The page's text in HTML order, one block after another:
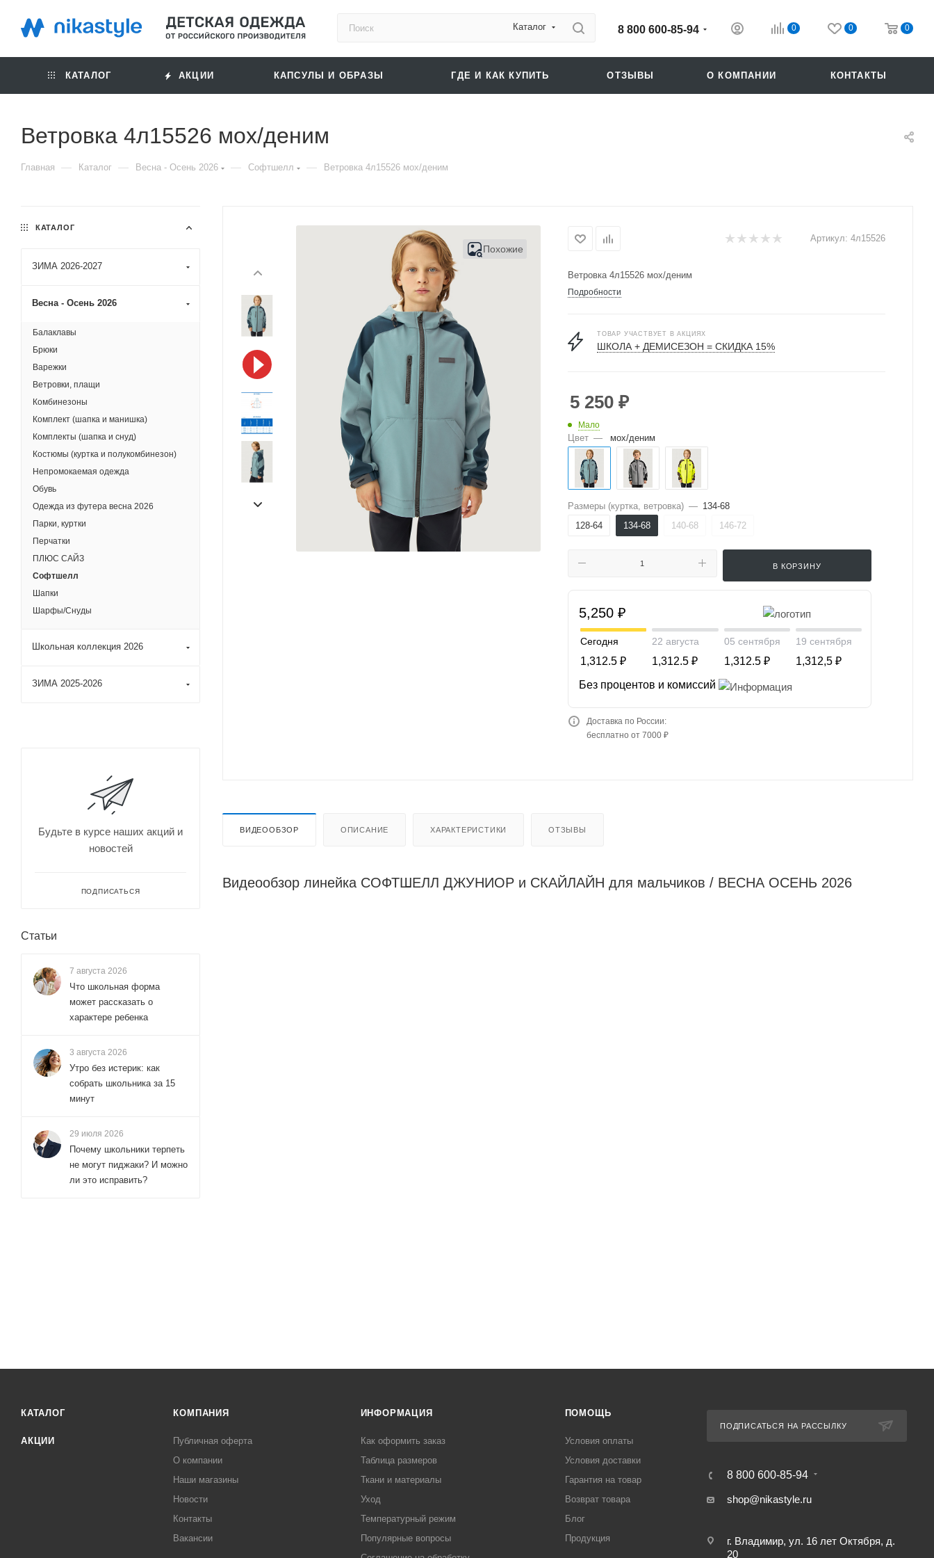
Каталог 8 800 600-85-94 0 0 0
КАТАЛОГ АКЦИИ КАПСУЛЫ И ОБРАЗЫ ГДЕ И КАК КУПИТЬ ОТЗЫВЫ О КОМПАНИИ КОНТАКТЫ
Ветровка 4л15526 мох/деним
Главная — Каталог — Весна - Осень 2026 — Софтшелл — Ветровка 4л15526 мох/деним
Похожие
Артикул: 4л15526
Ветровка 4л15526 мох/деним
Подробности
ТОВАР УЧАСТВУЕТ В АКЦИЯХ
ШКОЛА + ДЕМИСЕЗОН = СКИДКА 15%
5 250 ₽
Мало
Цвет — мох/деним
Размеры (куртка, ветровка) — 134-68
128-64
134-68 140-68 146-72
В КОРЗИНУ
5,250 ₽
Сегодня
1,312.5 ₽
22 августа
1,312.5 ₽
05 сентября
1,312.5 ₽
19 сентября
1,312,5 ₽
Без процентов и комиссий
Доставка по России:
бесплатно от 7000 ₽
ВИДЕООБЗОР ОПИСАНИЕ ХАРАКТЕРИСТИКИ ОТЗЫВЫ
Видеообзор линейка СОФТШЕЛЛ ДЖУНИОР и СКАЙЛАЙН для мальчиков / ВЕСНА ОСЕНЬ 2026
КАТАЛОГ
ЗИМА 2026-2027
Весна - Осень 2026
Балаклавы
Брюки
Варежки
Ветровки, плащи
Комбинезоны
Комплект (шапка и манишка)
Комплекты (шапка и снуд)
Костюмы (куртка и полукомбинезон)
Непромокаемая одежда
Обувь
Одежда из футера весна 2026
Парки, куртки
Перчатки
ПЛЮС САЙЗ
Софтшелл
Шапки
Шарфы/Снуды
Школьная коллекция 2026
ЗИМА 2025-2026
Будьте в курсе наших акций и
новостей
ПОДПИСАТЬСЯ
Статьи
7 августа 2026
Что школьная форма
может рассказать о
характере ребенка
3 августа 2026
Утро без истерик: как
собрать школьника за 15
минут
29 июля 2026
Почему школьники терпеть
не могут пиджаки? И можно
ли это исправить?
КАТАЛОГ
АКЦИИ
КОМПАНИЯ
Публичная оферта
О компании
Наши магазины
Новости
Контакты
Вакансии
ИНФОРМАЦИЯ
Как оформить заказ
Таблица размеров
Ткани и материалы
Уход
Температурный режим
Популярные вопросы
ПОМОЩЬ
Условия оплаты
Условия доставки
Гарантия на товар
Возврат товара
Блог
Продукция
ПОДПИСАТЬСЯ НА РАССЫЛКУ
8 800 600-85-94
shop@nikastyle.ru
г. Владимир, ул. 16 лет Октября, д.
20